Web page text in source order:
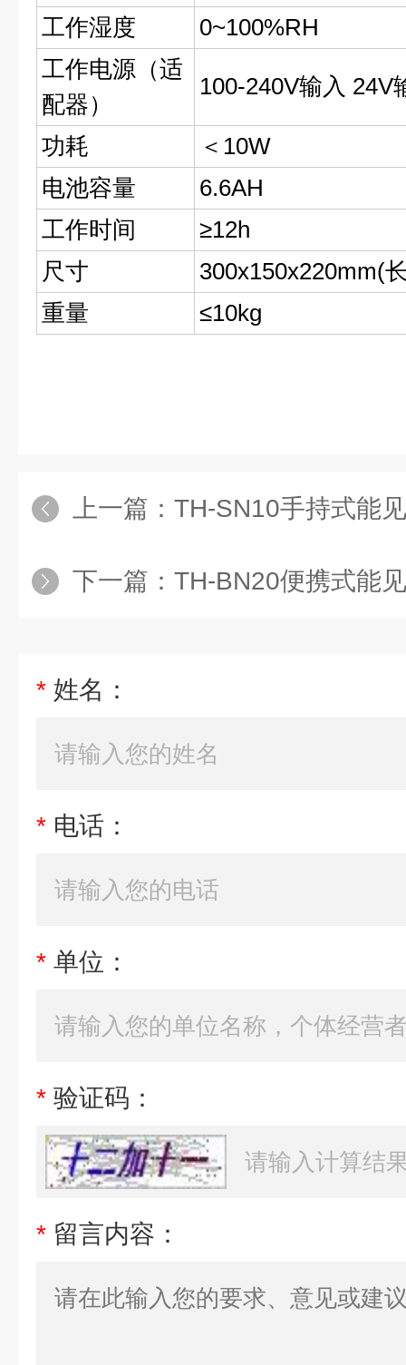
工作湿度
0~100%RH
工作电源（适
配器）
100-240V输入 24V
功耗
＜10W
电池容量
6.6AH
工作时间
≥12h
尺寸
300x150x220mm(
重量
≤10kg
上一篇： TH-SN10手持式能
下一篇： TH-BN20便携式能
* 姓名：
* 电话：
* 单位：
* 验证码：
* 留言内容：